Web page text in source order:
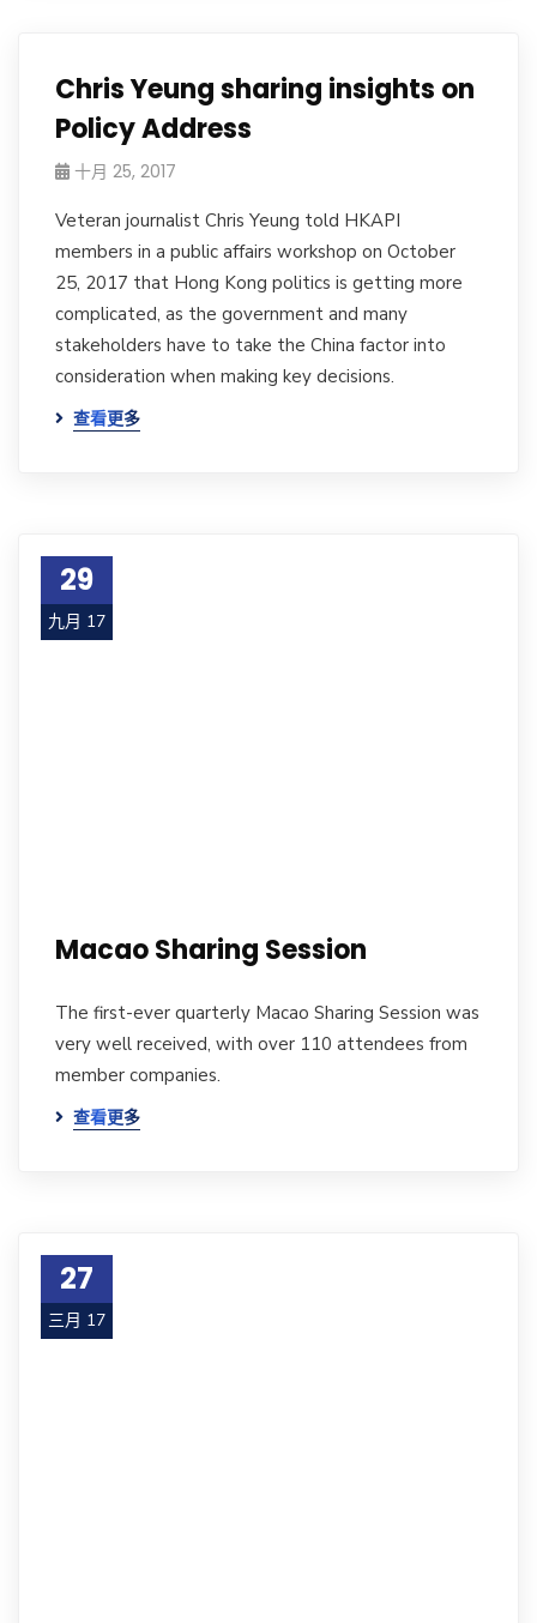
Chris Yeung sharing insights on
Policy Address
十月 25, 2017
Veteran journalist Chris Yeung told HKAPI
members in a public affairs workshop on October
25, 2017 that Hong Kong politics is getting more
complicated, as the government and many
stakeholders have to take the China factor into
consideration when making key decisions.
查看更多
29
九月 17
Macao Sharing Session
The first-ever quarterly Macao Sharing Session was
very well received, with over 110 attendees from
member companies.
查看更多
27
三月 17